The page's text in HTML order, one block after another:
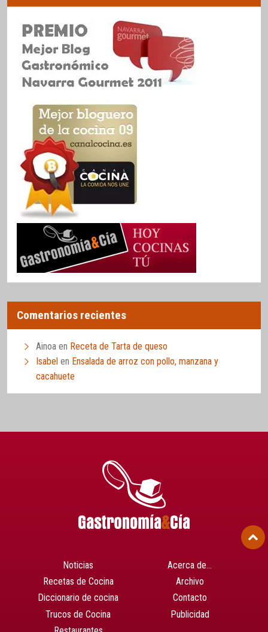
Comentarios recientes
Ainoa en Receta de Tarta de queso
Isabel en Ensalada de arroz con pollo, manzana y
cacahuete
Noticias
Recetas de Cocina
Diccionario de cocina
Trucos de Cocina
Acerca de…
Archivo
Contacto
Publicidad